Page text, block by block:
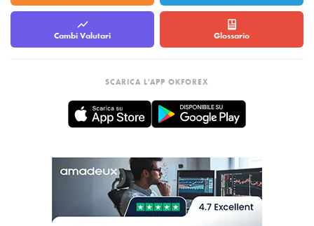
Cambi Valutari Glossario
SCARICA L'APP OKFOREX